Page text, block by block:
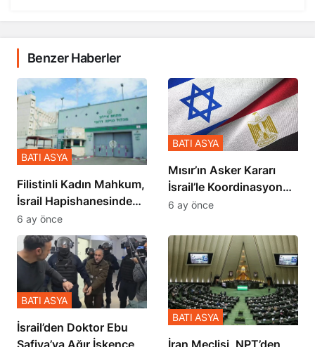
Benzer Haberler
Filistinli Kadın Mahkum,
İsrail Hapishanesindeki
Zulmü Anlattı
BATI ASYA
6 ay önce
Mısır’ın Asker Kararı
İsrail’le Koordinasyon
İçinde Gerçekleşmiş
BATI ASYA
6 ay önce
İsrail’den Doktor Ebu
Safiya’ya Ağır İşkence
BATI ASYA
İran Meclisi, NPT’den
BATI ASYA